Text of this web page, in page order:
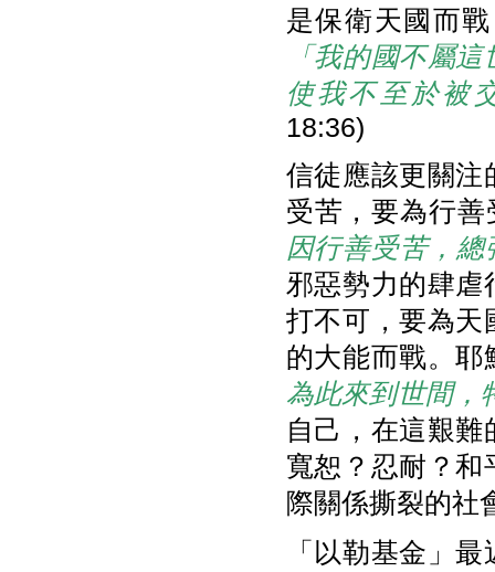
是保衛天國而
「我的國不屬
使我不至於被
18:36)
信徒應該更關注
受苦，要為行
因行善受苦，
邪惡勢力的肆虐
打不可，要為天
的大能而戰。耶
為此來到世間，
自己，在這艱
寬恕？忍耐？和
際關係撕裂的社
「以勒基金」